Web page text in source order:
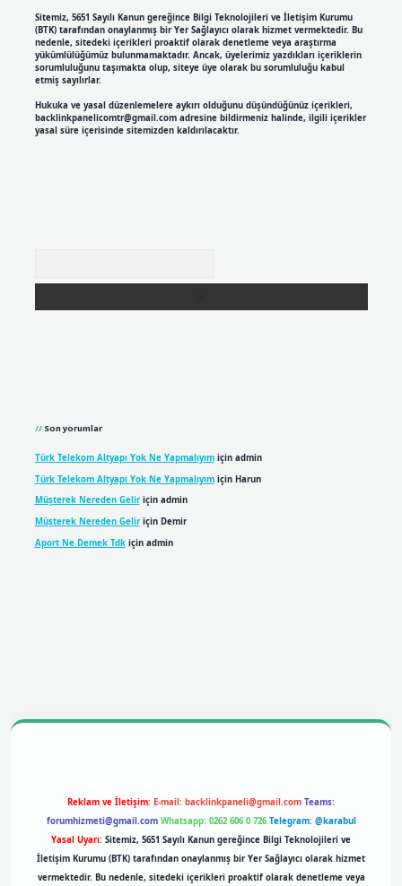
Sitemiz, 5651 Sayılı Kanun gereğince Bilgi Teknolojileri ve İletişim Kurumu
(BTK) tarafından onaylanmış bir Yer Sağlayıcı olarak hizmet vermektedir. Bu
nedenle, sitedeki içerikleri proaktif olarak denetleme veya araştırma
yükümlülüğümüz bulunmamaktadır. Ancak, üyelerimiz yazdıkları içeriklerin
sorumluluğunu taşımakta olup, siteye üye olarak bu sorumluluğu kabul
etmiş sayılırlar.
Hukuka ve yasal düzenlemelere aykırı olduğunu düşündüğünüz içerikleri,
backlinkpanelicomtr@gmail.comadresine bildirmeniz halinde, ilgili içerikler
yasal süre içerisinde sitemizden kaldırılacaktır.
Son yorumlar
Türk Telekom Altyapı Yok Ne Yapmalıyımiçin admin
Türk Telekom Altyapı Yok Ne Yapmalıyımiçin Harun
Müşterek Nereden Geliriçin admin
Müşterek Nereden Geliriçin Demir
Aport Ne Demek Tdkiçin admin
Reklam ve İletişim: E-mail: backlinkpaneli@gmail.com Teams:
forumhizmeti@gmail.com Whatsapp: 0262 606 0 726 Telegram: @karabul
Yasal Uyarı: Sitemiz, 5651 Sayılı Kanun gereğince Bilgi Teknolojileri ve
İletişim Kurumu (BTK) tarafından onaylanmış bir Yer Sağlayıcı olarak hizmet
vermektedir. Bu nedenle, sitedeki içerikleri proaktif olarak denetleme veya